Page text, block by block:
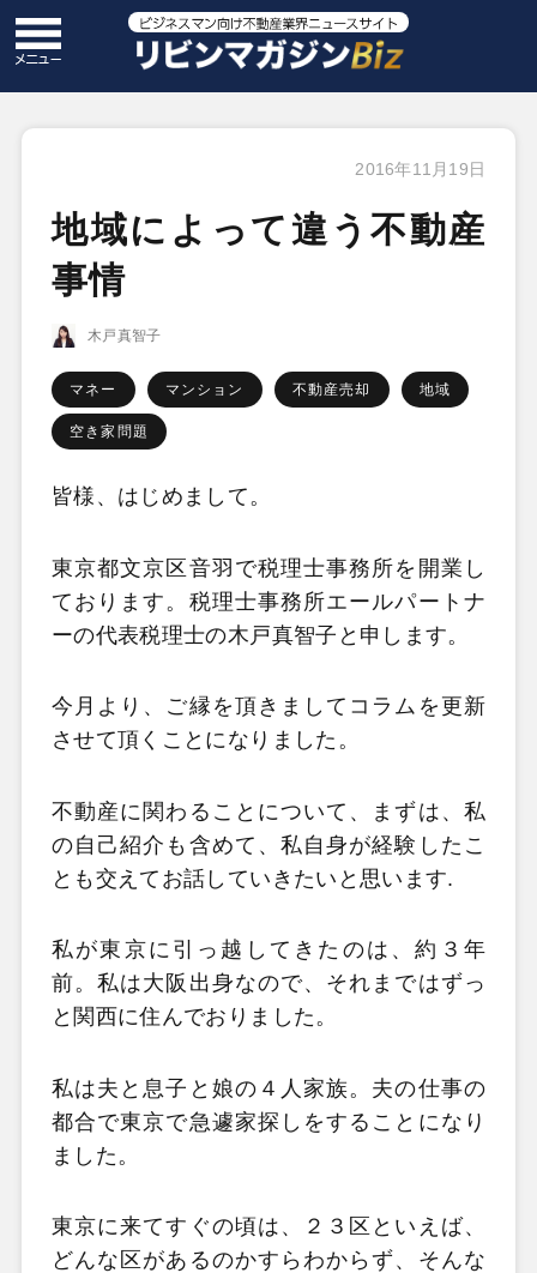
2016年11月19日
地域によって違う不動産
事情
木戸真智子
マネー マンション 不動産売却 地域
空き家問題
皆様、はじめまして。
東京都文京区音羽で税理士事務所を開業し
ております。税理士事務所エールパートナ
ーの代表税理士の木戸真智子と申します。
今月より、ご縁を頂きましてコラムを更新
させて頂くことになりました。
不動産に関わることについて、まずは、私
の自己紹介も含めて、私自身が経験したこ
とも交えてお話していきたいと思い ます.
私が東京に引っ越してきたのは、約３年
前。私は大阪出身なので、それまではずっ
と関西に住んでおりました。
私は夫と息子と娘の４人家族。夫の仕事の
都合で東京で急遽家探しをすることになり
ました。
東京に来てすぐの頃は、２３区といえば、
どんな区があるのかすらわからず、そんな